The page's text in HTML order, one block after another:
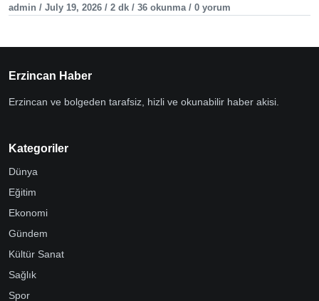
admin / July 19, 2026 / 2 dk / 36 okunma / 0 yorum
Erzincan Haber
Erzincan ve bolgeden tarafsiz, hizli ve okunabilir haber akisi.
Kategoriler
Dünya
Eğitim
Ekonomi
Gündem
Kültür Sanat
Sağlık
Spor